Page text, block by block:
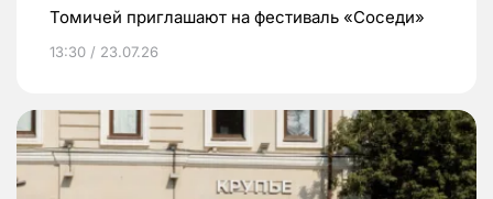
Томичей приглашают на фестиваль «Соседи»
13:30 / 23.07.26